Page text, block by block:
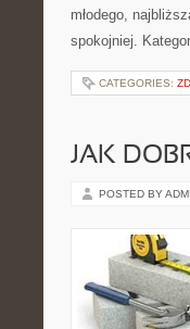
młodego,
spokojniej.
CATEGORIES:
JAK
POSTED BY